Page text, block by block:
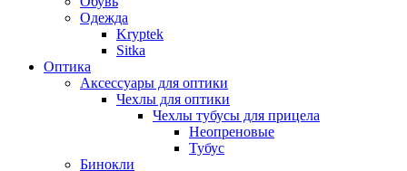
Одежда
Kryptek
Sitka
Оптика
Аксессуары для оптики
Чехлы для оптики
Чехлы тубусы для прицела
Неопреновые
Тубус
Бинокли